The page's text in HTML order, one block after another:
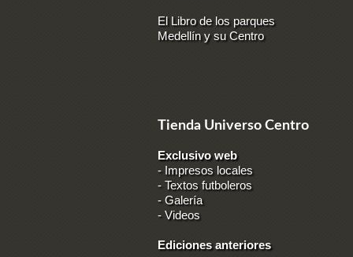
El Libro de los parques
Medellín y su Centro
Tienda Universo Centro
Exclusivo web
- Impresos locales
- Textos futboleros
-Galería
-Videos
Ediciones anteriores